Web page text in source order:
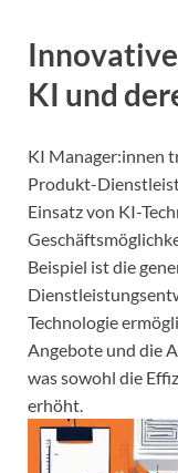
KI und
KI Manager:innen
Produkt-
Einsatz von KI-
Beispiel ist die
Technologie
Angebote und die
was sowohl die
erhöht.